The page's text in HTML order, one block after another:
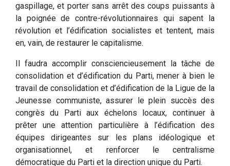
gaspillage, et porter sans arrêt des coups puissants à
la poignée de contre-révolutionnaires qui sapent la
révolution et l’édification socialistes et tentent, mais
en, vain, de restaurer le capitalisme.
Il faudra accomplir consciencieusement la tâche de
consolidation et d’édification du Parti, mener à bien le
travail de consolidation et d’édification de la Ligue de la
Jeunesse communiste, assurer le plein succès des
congrès du Parti aux échelons locaux, continuer à
prêter une attention particulière à l’édification des
équipes dirigeantes sur les plans idéologique et
organisationnel, et renforcer le centralisme
démocratique du Parti et la direction unique du Parti.